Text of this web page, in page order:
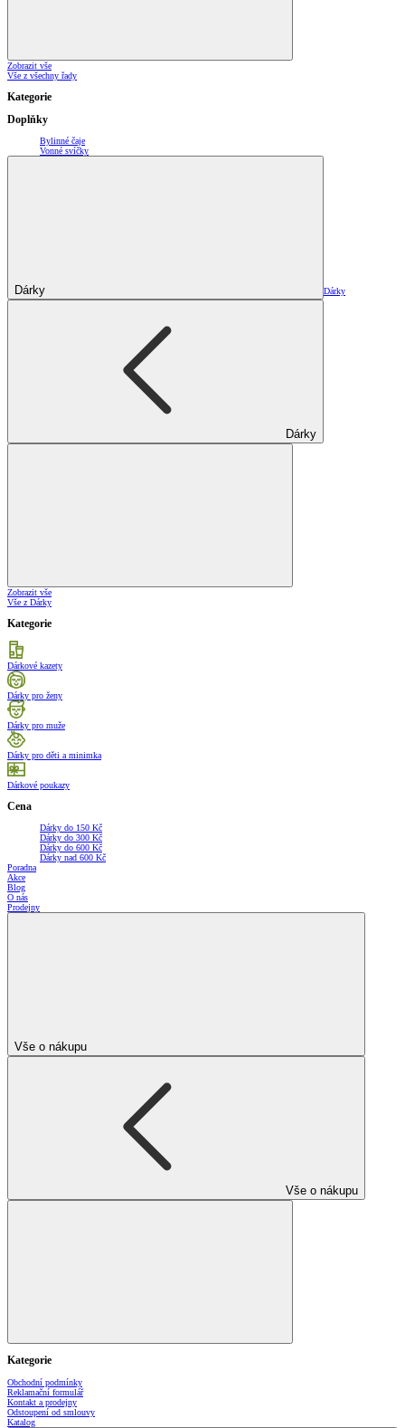
Zobrazit vše
Vše z všechny řady
Kategorie
Doplňky
Bylinné čaje
Vonné svíčky
Dárky Dárky
Dárky
Zobrazit vše
Vše z Dárky
Kategorie
Dárkové kazety
Dárky pro ženy
Dárky pro muže
Dárky pro děti a minimka
Dárkové poukazy
Cena
Dárky do 150 Kč
Dárky do 300 Kč
Dárky do 600 Kč
Dárky nad 600 Kč
Poradna
Akce
Blog
O nás
Prodejny
Vše o nákupu
Vše o nákupu
Kategorie
Obchodní podmínky
Reklamační formulář
Kontakt a prodejny
Odstoupení od smlouvy
Katalog